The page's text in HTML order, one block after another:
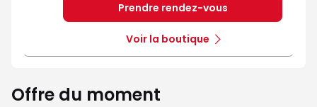
Prendre rendez-vous
Voir la boutique
Offre du moment